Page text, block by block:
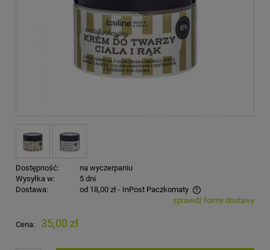
Dostępność:
na wyczerpaniu
Wysyłka w:
5 dni
Dostawa:
od 18,00 zł - InPost Paczkomaty
Cena nie zawiera ewentualnych kosztów płatnościsprawdź formy dostawy
Cena: 35,00 zł